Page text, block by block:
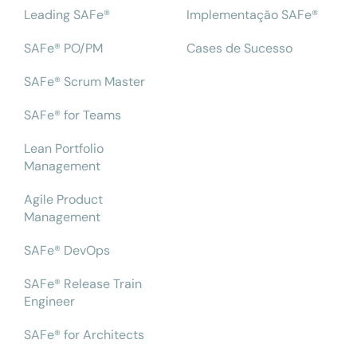
Leading SAFe®
SAFe® PO/PM
SAFe® Scrum Master
SAFe® for Teams
Lean Portfolio
Management
Agile Product
Management
SAFe® DevOps
SAFe® Release Train
Engineer
SAFe® for Architects
Implementação SAFe®
Cases de Sucesso